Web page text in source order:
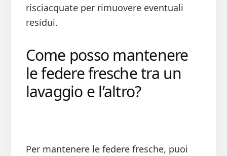
risciacquate per rimuovere eventuali
residui.
Come posso mantenere
le federe fresche tra un
lavaggio e l’altro?
Per mantenere le federe fresche, puoi